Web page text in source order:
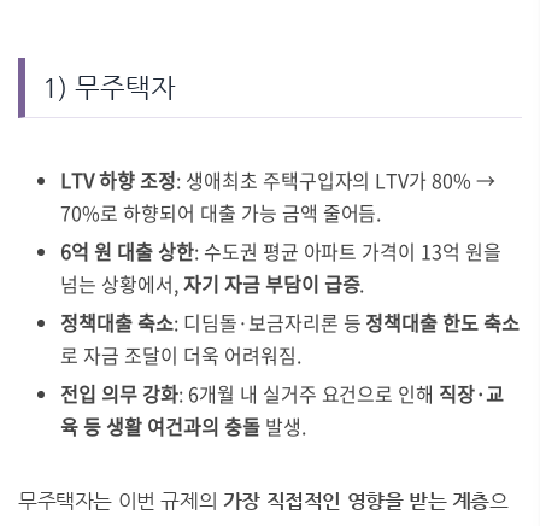
1) 무주택자
LTV 하향 조정: 생애최초 주택구입자의 LTV가 80% →
70%로 하향되어 대출 가능 금액 줄어듬.
6억 원 대출 상한: 수도권 평균 아파트 가격이 13억 원을
넘는 상황에서,자기 자금 부담이 급증.
정책대출 축소: 디딤돌·보금자리론 등 정책대출 한도 축소
로 자금 조달이 더욱 어려워짐.
전입 의무 강화: 6개월 내 실거주 요건으로 인해 직장·교
육 등 생활 여건과의 충돌발생.
무주택자는 이번 규제의 가장 직접적인 영향을 받는 계층으